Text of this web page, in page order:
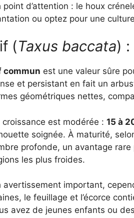
point d’attention : le houx
ou optez pour une
(Taxus baccata) :
commun est une valeur sûre
et persistant en fait un
géométriques nettes,
croissance est modérée : 15 à
soignée. À maturité,
profonde, un avantage
les plus froides.
avertissement important,
le feuillage et l’écorce
avez de jeunes enfants ou